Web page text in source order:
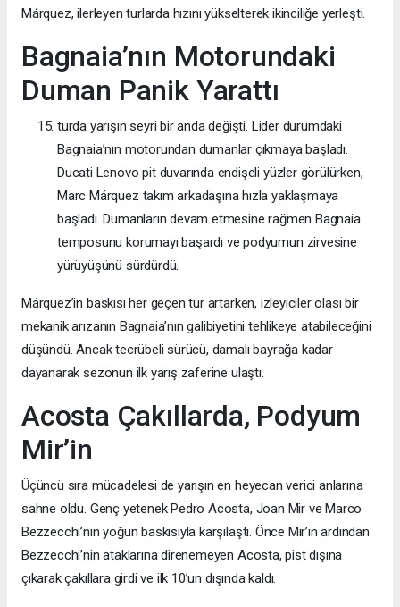
Márquez, ilerleyen turlarda hızını yükselterek ikinciliğe yerleşti.
Bagnaia’nın Motorundaki
Duman Panik Yarattı
turda yarışın seyri bir anda değişti. Lider durumdaki
Bagnaia’nın motorundan dumanlar çıkmaya başladı.
Ducati Lenovo pit duvarında endişeli yüzler görülürken,
Marc Márquez takım arkadaşına hızla yaklaşmaya
başladı. Dumanların devam etmesine rağmen Bagnaia
temposunu korumayı başardı ve podyumun zirvesine
yürüyüşünü sürdürdü.
Márquez’in baskısı her geçen tur artarken, izleyiciler olası bir
mekanik arızanın Bagnaia’nın galibiyetini tehlikeye atabileceğini
düşündü. Ancak tecrübeli sürücü, damalı bayrağa kadar
dayanarak sezonun ilk yarış zaferine ulaştı.
Acosta Çakıllarda, Podyum
Mir’in
Üçüncü sıra mücadelesi de yarışın en heyecan verici anlarına
sahne oldu. Genç yetenek Pedro Acosta, Joan Mir ve Marco
Bezzecchi’nin yoğun baskısıyla karşılaştı. Önce Mir’in ardından
Bezzecchi’nin ataklarına direnemeyen Acosta, pist dışına
çıkarak çakıllara girdi ve ilk 10’un dışında kaldı.